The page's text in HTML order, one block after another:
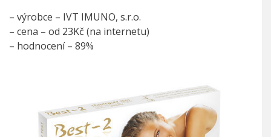
– výrobce – IVT IMUNO, s.r.o.
– cena – od 23Kč (na internetu)
– hodnocení – 89%